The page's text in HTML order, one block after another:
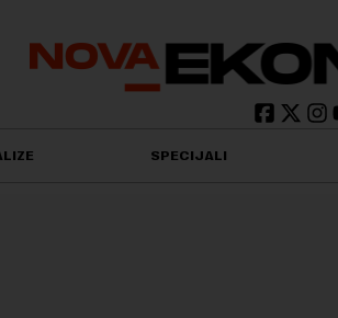
SPECIJALI